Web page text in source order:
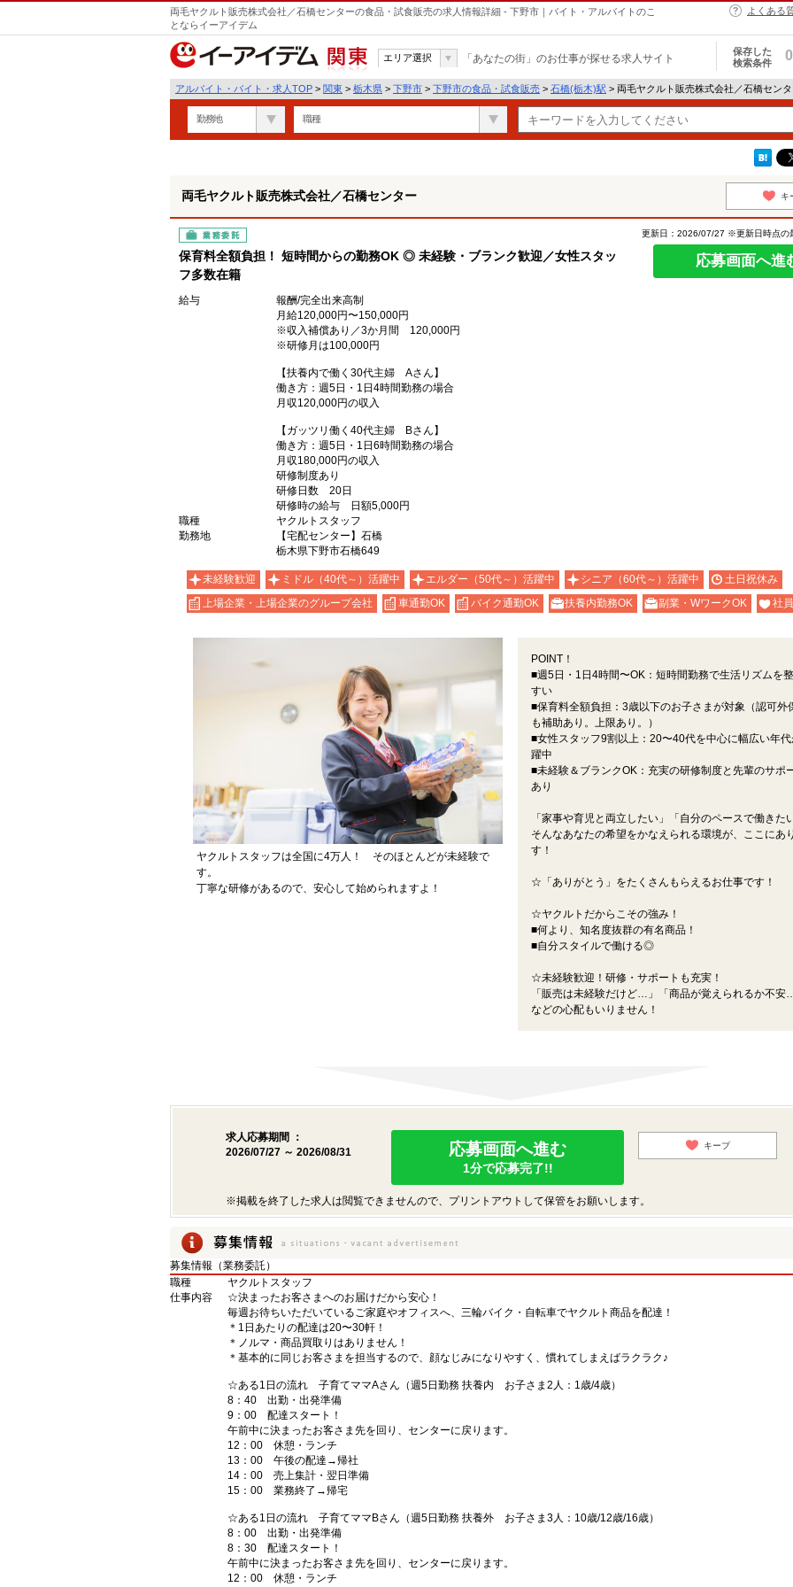
両毛ヤクルト販売株式会社／石橋センターの食品・試食販売の求人情報詳細 - 下野市｜バイト・アルバイトのこ
とならイーアイデム
よくある
関東
エリア選択 「あなたの街」のお仕事が探せる求人サイト
保存した
検索条件
0
アルバイト・バイト・求人TOP > 関東 > 栃木県 > 下野市 > 下野市の食品・試食販売 > 石橋(栃木)駅 > 両毛ヤクルト販売株式会社／石橋セン
勤務地 職種
両毛ヤクルト販売株式会社／石橋センター キ
業務委託
保育料全額負担！ 短時間からの勤務OK ◎ 未経験・ブランク歓迎／女性スタッ
フ多数在籍
更新日：2026/07/27 ※更新日時点の
応募画面へ進
給与
報酬/完全出来高制
月給120,000円〜150,000円
※収入補償あり／3か月間 120,000円
※研修月は100,000円
【扶養内で働く30代主婦 Aさん】
働き方：週5日・1日4時間勤務の場合
月収120,000円の収入
【ガッツリ働く40代主婦 Bさん】
働き方：週5日・1日6時間勤務の場合
月収180,000円の収入
研修制度あり
研修日数 20日
研修時の給与 日額5,000円
職種
ヤクルトスタッフ
勤務地
【宅配センター】石橋
栃木県下野市石橋649
未経験歓迎 ミドル（40代～）活躍中 エルダー（50代～）活躍中 シニア（60代～）活躍中
土日祝休み
上場企業・上場企業のグループ会社
車通勤OK バイク通勤OK 扶養内勤務OK 副業・WワークOK 社
ヤクルトスタッフは全国に4万人！ そのほとんどが未経験で
す。
丁寧な研修があるので、安心して始められますよ！
POINT！
■週5日・1日4時間〜OK：短時間勤務で生活リズムを
すい
■保育料全額負担：3歳以下のお子さまが対象（認可外
も補助あり。上限あり。）
■女性スタッフ9割以上：20〜40代を中心に幅広い年代
躍中
■未経験＆ブランクOK：充実の研修制度と先輩のサポ
あり
「家事や育児と両立したい」「自分のペースで働きたい
そんなあなたの希望をかなえられる環境が、ここにあ
す！
☆「ありがとう」をたくさんもらえるお仕事です！
☆ヤクルトだからこその強み！
■何より、知名度抜群の有名商品！
■自分スタイルで働ける◎
☆未経験歓迎！研修・サポートも充実！
「販売は未経験だけど…」「商品が覚えられるか不安…
などの心配もいりません！
求人応募期間 ：
2026/07/27 ～ 2026/08/31
応募画面へ進む
1分で応募完了!!
キープ
※掲載を終了した求人は閲覧できませんので、プリントアウトして保管をお願いします。
募集情報（業務委託）
職種
ヤクルトスタッフ
仕事内容
☆決まったお客さまへのお届けだから安心！
毎週お待ちいただいているご家庭やオフィスへ、三輪バイク・自転車でヤクルト商品を配達！
＊1日あたりの配達は20〜30軒！
＊ノルマ・商品買取りはありません！
＊基本的に同じお客さまを担当するので、顔なじみになりやすく、慣れてしまえばラクラク♪
☆ある1日の流れ 子育てママAさん（週5日勤務 扶養内 お子さま2人：1歳/4歳）
8：40 出勤・出発準備
9：00 配達スタート！
午前中に決まったお客さま先を回り、センターに戻ります。
12：00 休憩・ランチ
13：00 午後の配達→帰社
14：00 売上集計・翌日準備
15：00 業務終了→帰宅
☆ある1日の流れ 子育てママBさん（週5日勤務 扶養外 お子さま3人：10歳/12歳/16歳）
8：00 出勤・出発準備
8：30 配達スタート！
午前中に決まったお客さま先を回り、センターに戻ります。
12：00 休憩・ランチ